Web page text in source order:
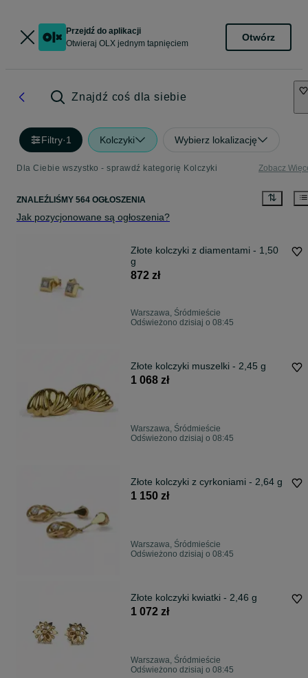
Przejdź do aplikacji
Otwieraj OLX jednym tapnięciem
Otwórz
Znajdź coś dla siebie
Filtry·1 Kolczyki Wybierz lokalizację
Dla Ciebie wszystko - sprawdź kategorię Kolczyki Zobacz
ZNALEŹLIŚMY 564 OGŁOSZENIA
Jak pozycjonowane są ogłoszenia?
Złote kolczyki z diamentami - 1,50
g
872 zł
Warszawa, Śródmieście
Odświeżono dzisiaj o 08:45
Złote kolczyki muszelki - 2,45 g
1 068 zł
Warszawa, Śródmieście
Odświeżono dzisiaj o 08:45
Złote kolczyki z cyrkoniami - 2,64 g
1 150 zł
Warszawa, Śródmieście
Odświeżono dzisiaj o 08:45
Złote kolczyki kwiatki - 2,46 g
1 072 zł
Warszawa, Śródmieście
Odświeżono dzisiaj o 08:45